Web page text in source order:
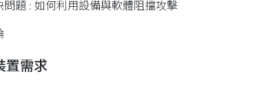
問題 : 如何利用設備與軟體阻擋攻擊
置需求